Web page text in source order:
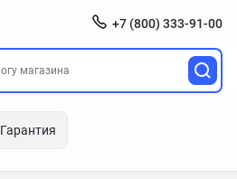
+7 (800) 333-91-00
Гарантия